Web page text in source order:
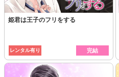
姫君は王子のフリをする
レンタル有り 完結